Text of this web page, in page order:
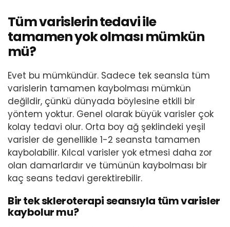
Tüm varislerin tedavi ile
tamamen yok olması mümkün
mü?
Evet bu mümkündür. Sadece tek seansla tüm
varislerin tamamen kaybolması mümkün
değildir, çünkü dünyada böylesine etkili bir
yöntem yoktur. Genel olarak büyük varisler çok
kolay tedavi olur. Orta boy ağ şeklindeki yeşil
varisler de genellikle 1-2 seansta tamamen
kaybolabilir. Kılcal varisler yok etmesi daha zor
olan damarlardır ve tümünün kaybolması bir
kaç seans tedavi gerektirebilir.
Bir tek skleroterapi seansıyla tüm varisler
kaybolur mu?